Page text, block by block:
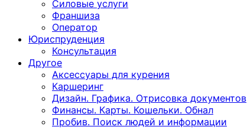
Силовые услуги
Франшиза
Оператор
Юриспруденция
Консультация
Другoе
Аксессуары для курения
Каршеринг
Дизайн. Графика. Отрисовка документов
Финансы. Карты. Кошельки. Обнал
Пробив. Поиск людей и информации